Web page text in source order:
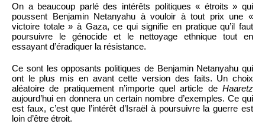
On a beaucoup parlé des intérêts politiques « étroits » qui
poussent Benjamin Netanyahu à vouloir à tout prix une «
victoire totale » à Gaza, ce qui signifie en pratique qu’il faut
poursuivre le génocide et le nettoyage ethnique tout en
essayant d’éradiquer la résistance.
Ce sont les opposants politiques de Benjamin Netanyahu qui
ont le plus mis en avant cette version des faits. Un choix
aléatoire de pratiquement n’importe quel article de Haaretz
aujourd’hui en donnera un certain nombre d’exemples. Ce qui
est faux, c’est que l’intérêt d’Israël à poursuivre la guerre est
loin d’être étroit.